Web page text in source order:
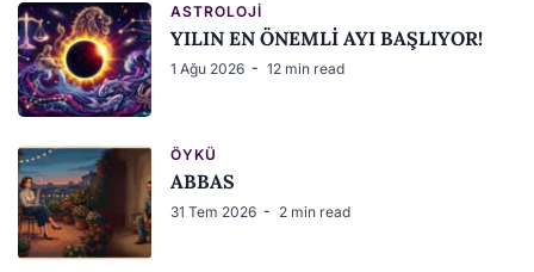
ASTROLOJI
YILIN EN ÖNEMLİ AYI BAŞLIYOR!
1 Ağu 2026 12 min read
ÖYKÜ
ABBAS
31 Tem 2026 2 min read